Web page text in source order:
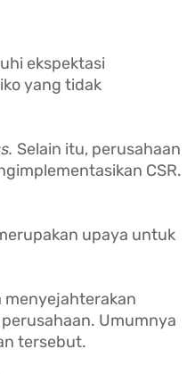
ekspektasi
yang tidak
Selain itu, perusahaan
CSR.
upaya untuk
menyejahterakan
Umumnya
tersebut.